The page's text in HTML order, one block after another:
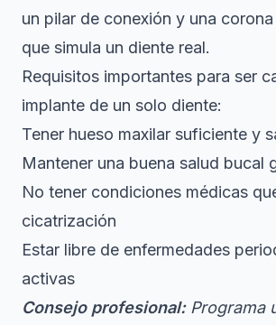
un pilar de conexión y una
que simula un diente real.
Requisitos importantes para ser
implante de un solo diente:
Tener hueso maxilar suficiente y
Mantener una buena salud bucal
No tener condiciones médicas
cicatrización
Estar libre de enfermedades
activas
Consejo profesional: Programa